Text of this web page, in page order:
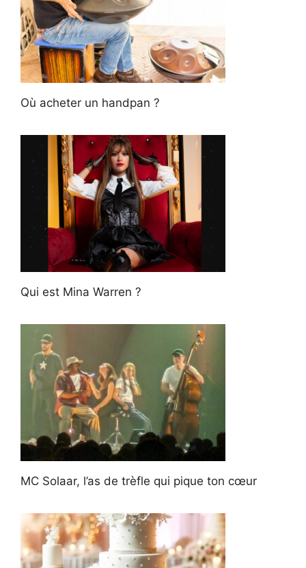
Où acheter un handpan ?
Qui est Mina Warren ?
MC Solaar, l’as de trèfle qui pique ton cœur